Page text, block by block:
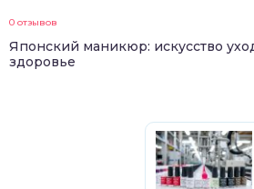
0 отзывов
Японский маникюр: искусство
здоровье